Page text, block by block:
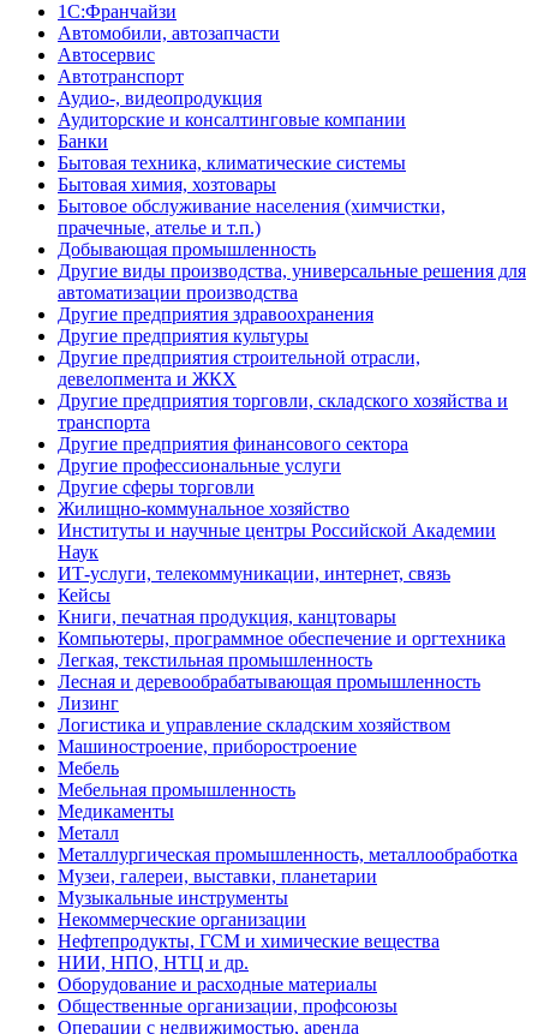
1С:Франчайзи
Автомобили, автозапчасти
Автосервис
Автотранспорт
Аудио-, видеопродукция
Аудиторские и консалтинговые компании
Банки
Бытовая техника, климатические системы
Бытовая химия, хозтовары
Бытовое обслуживание населения (химчистки,
прачечные, ателье и т.п.)
Добывающая промышленность
Другие виды производства, универсальные решения для
автоматизации производства
Другие предприятия здравоохранения
Другие предприятия культуры
Другие предприятия строительной отрасли,
девелопмента и ЖКХ
Другие предприятия торговли, складского хозяйства и
транспорта
Другие предприятия финансового сектора
Другие профессиональные услуги
Другие сферы торговли
Жилищно-коммунальное хозяйство
Институты и научные центры Российской Академии
Наук
ИТ-услуги, телекоммуникации, интернет, связь
Кейсы
Книги, печатная продукция, канцтовары
Компьютеры, программное обеспечение и оргтехника
Легкая, текстильная промышленность
Лесная и деревообрабатывающая промышленность
Лизинг
Логистика и управление складским хозяйством
Машиностроение, приборостроение
Мебель
Мебельная промышленность
Медикаменты
Металл
Металлургическая промышленность, металлообработка
Музеи, галереи, выставки, планетарии
Музыкальные инструменты
Некоммерческие организации
Нефтепродукты, ГСМ и химические вещества
НИИ, НПО, НТЦ и др.
Оборудование и расходные материалы
Общественные организации, профсоюзы
Операции с недвижимостью, аренда